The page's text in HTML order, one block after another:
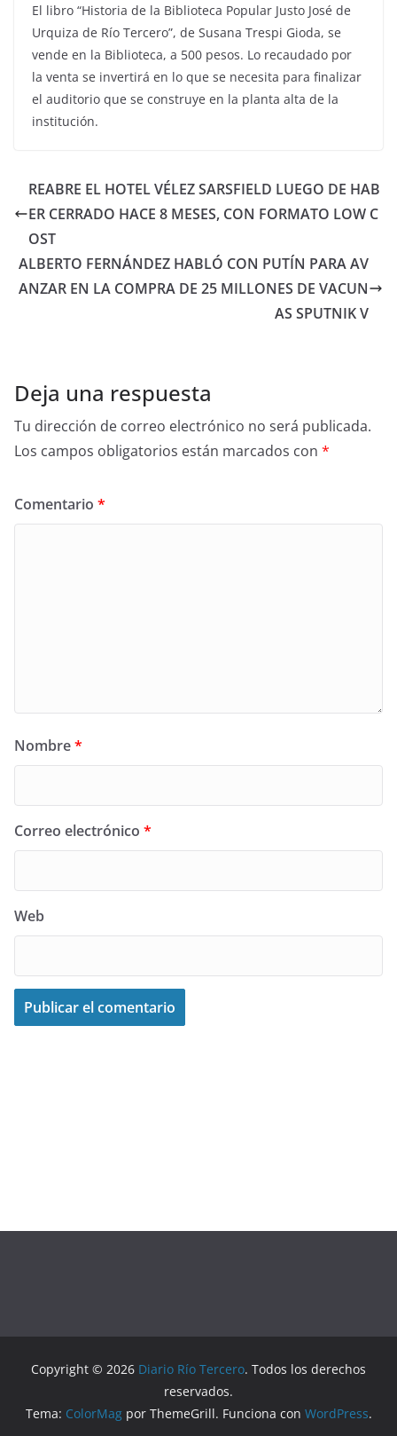
El libro “Historia de la Biblioteca Popular Justo José de
Urquiza de Río Tercero”, de Susana Trespi Gioda, se
vende en la Biblioteca, a 500 pesos. Lo recaudado por
la venta se invertirá en lo que se necesita para finalizar
el auditorio que se construye en la planta alta de la
institución.
REABRE EL HOTEL VÉLEZ SARSFIELD LUEGO DE HAB
ER CERRADO HACE 8 MESES, CON FORMATO LOW C
OST
ALBERTO FERNÁNDEZ HABLÓ CON PUTÍN PARA AV
ANZAR EN LA COMPRA DE 25 MILLONES DE VACUN
AS SPUTNIK V
Deja una respuesta
Tu dirección de correo electrónico no será publicada.
Los campos obligatorios están marcados con *
Comentario *
Nombre*
Correo electrónico *
Web
Copyright © 2026 Diario Río Tercero. Todos los derechos
reservados.
Tema: ColorMagpor ThemeGrill. Funciona con WordPress.